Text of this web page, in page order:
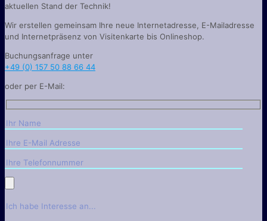
aktuellen Stand der Technik!
Wir erstellen gemeinsam Ihre neue Internetadresse, E-Mailadresse
und Internetpräsenz von Visitenkarte bis Onlineshop.
Buchungsanfrage unter
+49 (0) 157 50 88 66 44
oder per E-Mail:
Bitte lasse dieses Feld leer.